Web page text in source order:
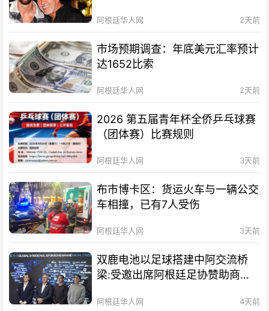
阿根廷华人网 2天前
市场预期调查：年底美元汇率预计
达1652比索
阿根廷华人网 2天前
2026 第五届青年杯全侨乒乓球赛
（团体赛）比赛规则
阿根廷华人网 3天前
布市博卡区：货运火车与一辆公交
车相撞，已有7人受伤
阿根廷华人网 3天前
双鹿电池以足球搭建中阿交流桥
梁:受邀出席阿根廷足协赞助商招
阿根廷华人网 4天前